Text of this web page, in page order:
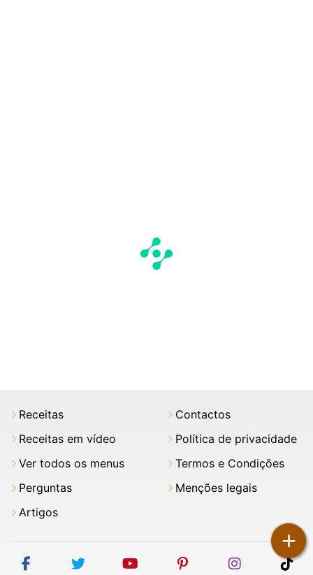
+
Receitas
Receitas em vídeo
Ver todos os menus
Perguntas
Artigos
Contactos
Política de privacidade
Termos e Condições
Menções legais
facebooktwitter youtubepinterestinstagram